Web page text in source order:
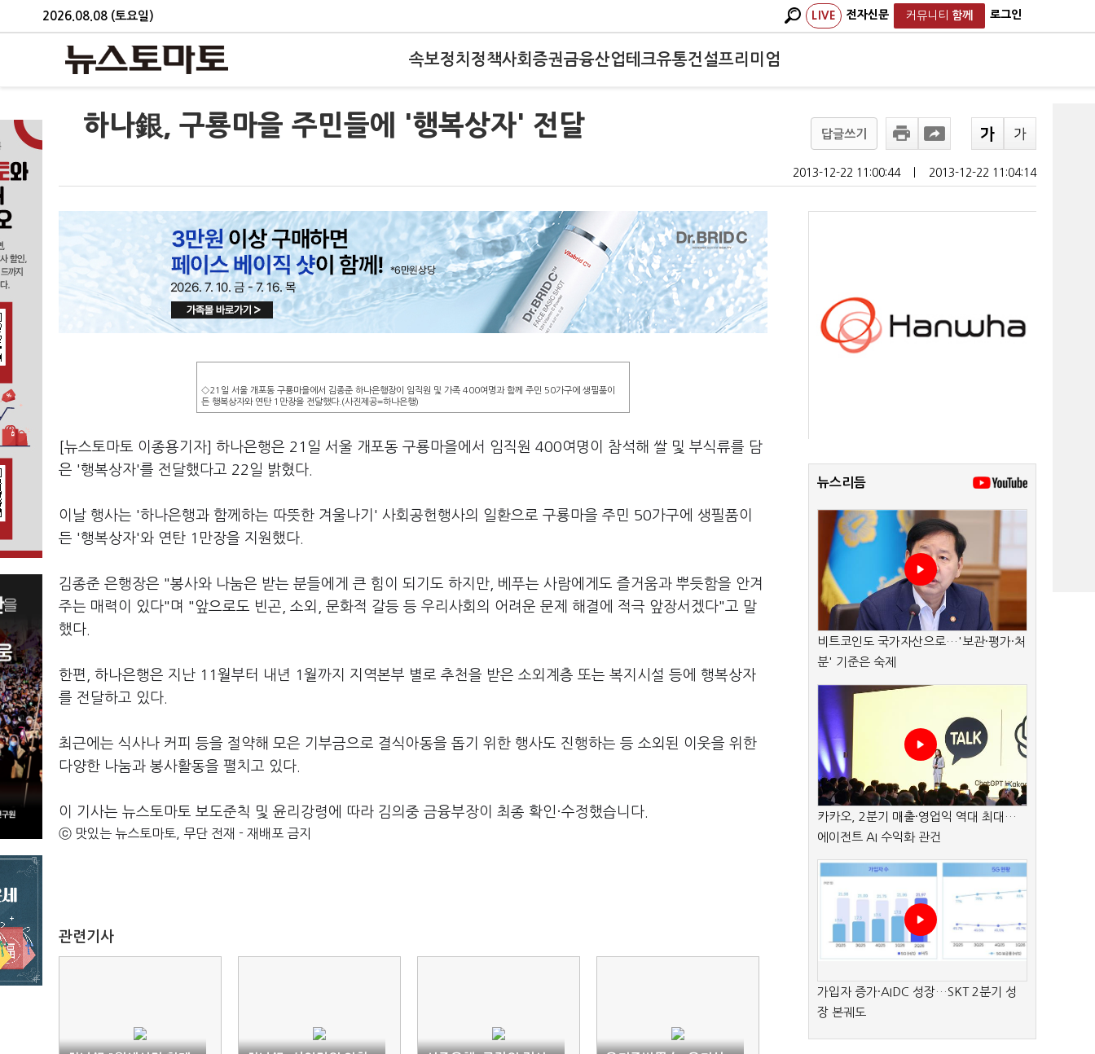
2026.08.08 (토요일) LIVE 전자신문 커뮤니티 함께 로그인
속보정치 정책사회 증권금융산업테크유통건설프리미엄
하나銀, 구룡마을 주민들에 '행복상자' 전달 답글쓰기
2013-12-22 11:00:44 2013-12-22 11:04:14
◇21일 서울 개포동 구룡마을에서 김종준 하나은행장이 임직원 및 가족 400여명과 함께 주민 50가구에 생필품이
든 행복상자와 연탄 1만장을 전달했다.(사진제공=하나은행)
[뉴스토마토 이종용기자] 하나은행은 21일 서울 개포동 구룡마을에서 임직원 400여명이 참석해 쌀 및 부식류를 담
은 '행복상자'를 전달했다고 22일 밝혔다.
이날 행사는 '하나은행과 함께하는 따뜻한 겨울나기' 사회공헌행사의 일환으로 구룡마을 주민 50가구에 생필품이
든 '행복상자'와 연탄 1만장을 지원했다.
김종준 은행장은 "봉사와 나눔은 받는 분들에게 큰 힘이 되기도 하지만, 베푸는 사람에게도 즐거움과 뿌듯함을 안겨
주는 매력이 있다"며 "앞으로도 빈곤, 소외, 문화적 갈등 등 우리사회의 어려운 문제 해결에 적극 앞장서겠다"고 말
했다.
한편, 하나은행은 지난 11월부터 내년 1월까지 지역본부 별로 추천을 받은 소외계층 또는 복지시설 등에 행복상자
를 전달하고 있다.
최근에는 식사나 커피 등을 절약해 모은 기부금으로 결식아동을 돕기 위한 행사도 진행하는 등 소외된 이웃을 위한
다양한 나눔과 봉사활동을 펼치고 있다.
이 기사는 뉴스토마토 보도준칙 및 윤리강령에 따라 김의중 금융부장이 최종 확인·수정했습니다.
ⓒ 맛있는 뉴스토마토, 무단 전재 - 재배포 금지
관련기사
뉴스리듬
비트코인도 국가자산으로…'보관·평가·처
분' 기준은 숙제
카카오, 2분기 매출·영업익 역대 최대…
에이전트 AI 수익화 관건
가입자 증가·AIDC 성장…SKT 2분기 성
장 본궤도